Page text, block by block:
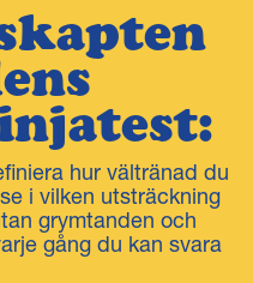
hur vältränad du
i vilken utsträckning
grymtanden och
gång du kan svara